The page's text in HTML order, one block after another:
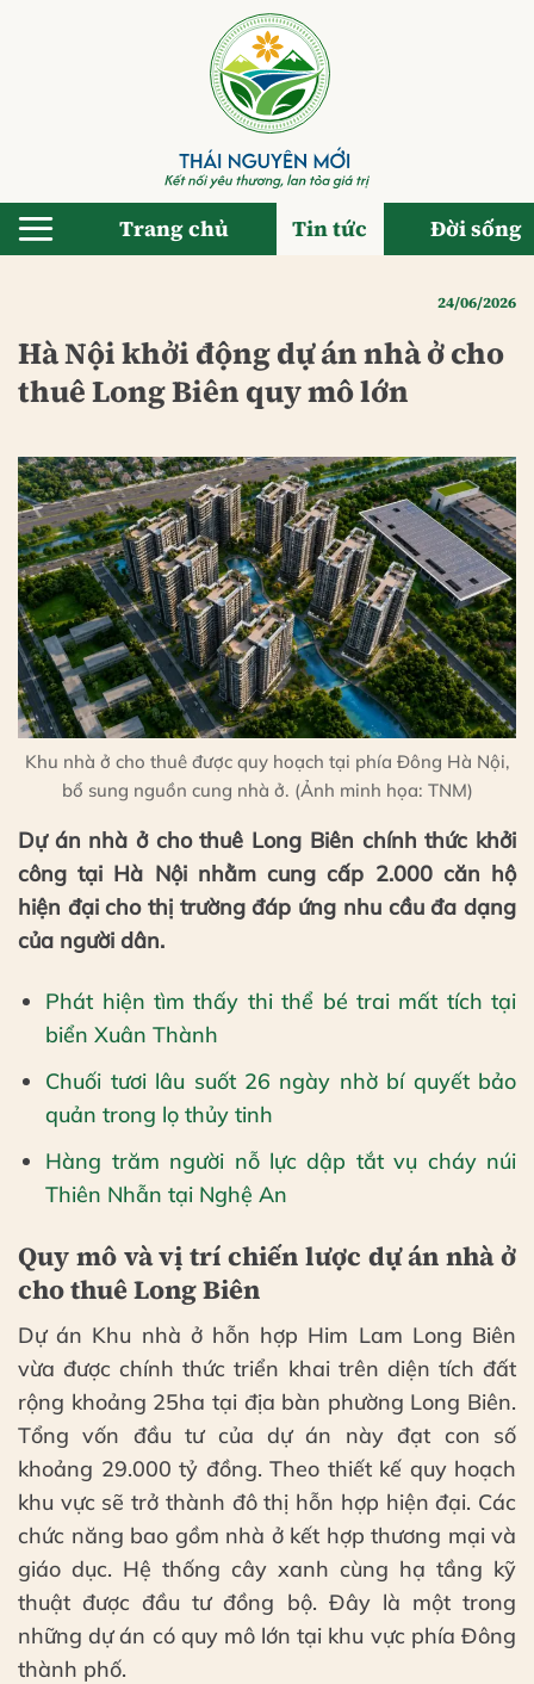
Trang chủ Tin tức Đời sống
24/06/2026
Hà Nội khởi động dự án nhà ở cho
thuê Long Biên quy mô lớn
Khu nhà ở cho thuê được quy hoạch tại phía Đông Hà Nội,
bổ sung nguồn cung nhà ở. (Ảnh minh họa: TNM)
Dự án nhà ở cho thuê Long Biên chính thức khởi
công tại Hà Nội nhằm cung cấp 2.000 căn hộ
hiện đại cho thị trường đáp ứng nhu cầu đa dạng
của người dân.
Phát hiện tìm thấy thi thể bé trai mất tích tại
biển Xuân Thành
Chuối tươi lâu suốt 26 ngày nhờ bí quyết bảo
quản trong lọ thủy tinh
Hàng trăm người nỗ lực dập tắt vụ cháy núi
Thiên Nhẫn tại Nghệ An
Quy mô và vị trí chiến lược dự án nhà ở
cho thuê Long Biên
Dự án Khu nhà ở hỗn hợp Him Lam Long Biên
vừa được chính thức triển khai trên diện tích đất
rộng khoảng 25ha tại địa bàn phường Long Biên.
Tổng vốn đầu tư của dự án này đạt con số
khoảng 29.000 tỷ đồng. Theo thiết kế quy hoạch
khu vực sẽ trở thành đô thị hỗn hợp hiện đại. Các
chức năng bao gồm nhà ở kết hợp thương mại và
giáo dục. Hệ thống cây xanh cùng hạ tầng kỹ
thuật được đầu tư đồng bộ. Đây là một trong
những dự án có quy mô lớn tại khu vực phía Đông
thành phố.